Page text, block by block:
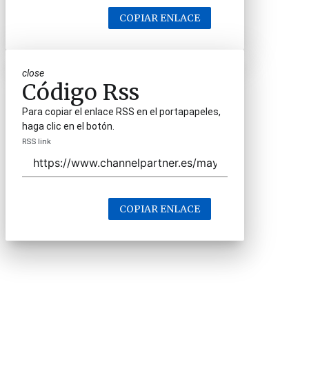
COPIAR ENLACE
close
Código Rss
Para copiar el enlace RSS en el portapapeles,
haga clic en el botón.
RSS link
COPIAR ENLACE